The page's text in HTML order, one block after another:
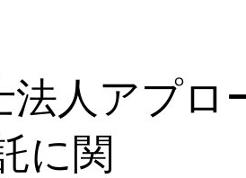
法人アプロ